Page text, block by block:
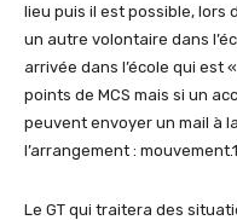
lieu puis il est possible, lors
un autre volontaire dans
arrivée dans l’école qui est
points de MCS mais si un
peuvent envoyer un mail à
l’arrangement :
Le GT qui traitera des